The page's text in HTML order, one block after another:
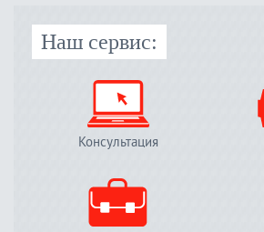
Наш сервис:
Консультация